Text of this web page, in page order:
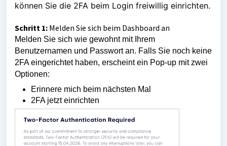
können Sie die 2FA beim Login freiwillig einrichten.
Schritt 1: Melden Sie sich beim Dashboard an
Melden Sie sich wie gewohnt mit Ihrem
Benutzernamen und Passwort an. Falls Sie noch keine
2FA eingerichtet haben, erscheint ein Pop-up mit zwei
Optionen:
Erinnere mich beim nächsten Mal
2FA jetzt einrichten